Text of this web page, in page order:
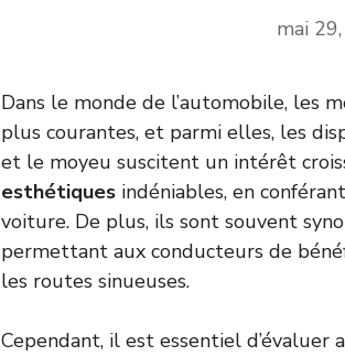
mai
Dans le monde de l’automobile, les
plus courantes, et parmi elles, les
et le moyeu suscitent un intérêt
esthétiques indéniables, en
voiture. De plus, ils sont souvent
permettant aux conducteurs de
les routes sinueuses.
Cependant, il est essentiel